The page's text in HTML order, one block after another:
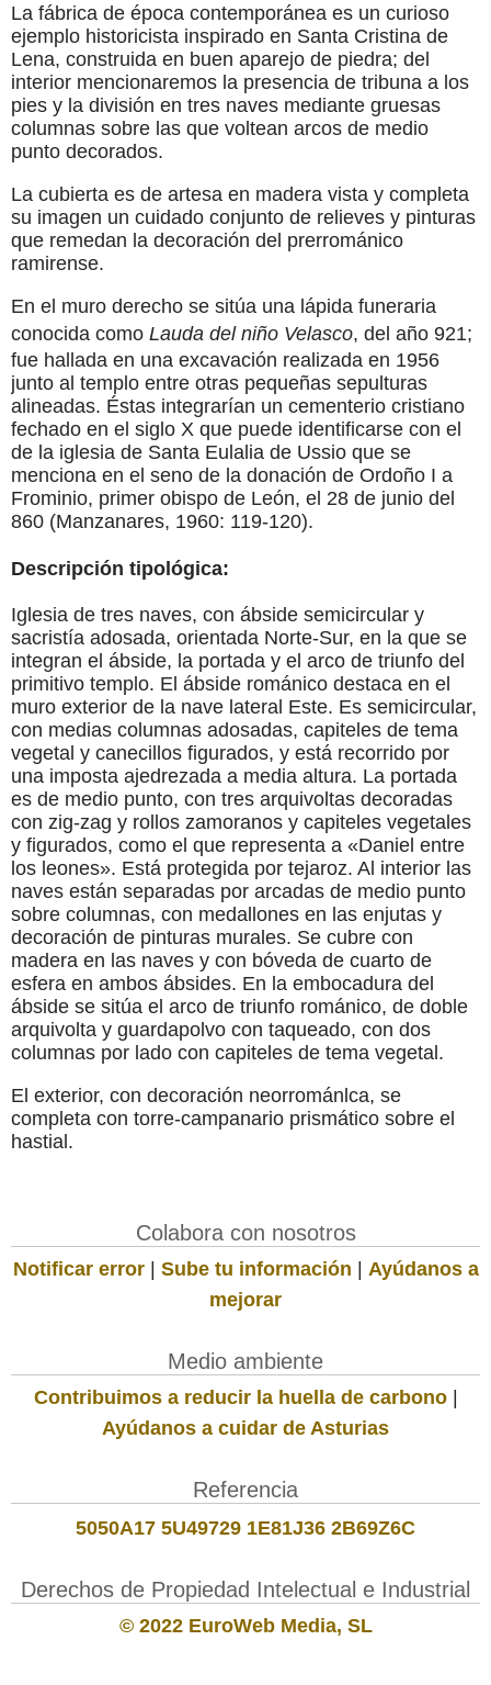
La fábrica de época contemporánea es un curioso
ejemplo historicista inspirado en Santa Cristina de
Lena, construida en buen aparejo de piedra; del
interior mencionaremos la presencia de tribuna a los
pies y la división en tres naves mediante gruesas
columnas sobre las que voltean arcos de medio
punto decorados.
La cubierta es de artesa en madera vista y completa
su imagen un cuidado conjunto de relieves y pinturas
que remedan la decoración del prerrománico
ramirense.
En el muro derecho se sitúa una lápida funeraria
conocida como Lauda del niño Velasco, del año 921;
fue hallada en una excavación realizada en 1956
junto al templo entre otras pequeñas sepulturas
alineadas. Éstas integrarían un cementerio cristiano
fechado en el siglo X que puede identificarse con el
de la iglesia de Santa Eulalia de Ussio que se
menciona en el seno de la donación de Ordoño I a
Frominio, primer obispo de León, el 28 de junio del
860 (Manzanares, 1960: 119-120).
Descripción tipológica:
Iglesia de tres naves, con ábside semicircular y
sacristía adosada, orientada Norte-Sur, en la que se
integran el ábside, la portada y el arco de triunfo del
primitivo templo. El ábside románico destaca en el
muro exterior de la nave lateral Este. Es semicircular,
con medias columnas adosadas, capiteles de tema
vegetal y canecillos figurados, y está recorrido por
una imposta ajedrezada a media altura. La portada
es de medio punto, con tres arquivoltas decoradas
con zig-zag y rollos zamoranos y capiteles vegetales
y figurados, como el que representa a «Daniel entre
los leones». Está protegida por tejaroz. Al interior las
naves están separadas por arcadas de medio punto
sobre columnas, con medallones en las enjutas y
decoración de pinturas murales. Se cubre con
madera en las naves y con bóveda de cuarto de
esfera en ambos ábsides. En la embocadura del
ábside se sitúa el arco de triunfo románico, de doble
arquivolta y guardapolvo con taqueado, con dos
columnas por lado con capiteles de tema vegetal.
El exterior, con decoración neorrománlca, se
completa con torre-campanario prismático sobre el
hastial.
Colabora con nosotros
Notificar error| Sube tu información | Ayúdanos a
mejorar
Medio ambiente
Contribuimos a reducir la huella de carbono|
Ayúdanos a cuidar de Asturias
Referencia
5050A17 5U49729 1E81J36 2B69Z6C
Derechos de Propiedad Intelectual e Industrial
© 2022 EuroWeb Media, SL